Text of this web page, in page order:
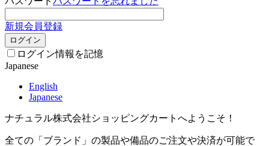
新規会員登録
ログイン
ログイン情報を記憶
Japanese
English
Japanese
ナチュラル株式会社ショッピングカートへようこそ！
全ての「ブランド」の製品や備品のご注文や決済が可能で